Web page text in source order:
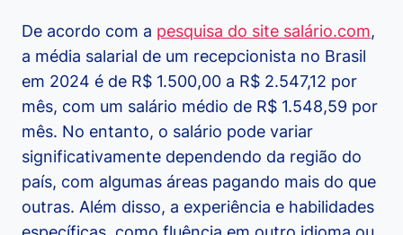
De acordo com a pesquisa do site salário.com,
a média salarial de um recepcionista no Brasil
em 2024 é de R$ 1.500,00 a R$ 2.547,12 por
mês, com um salário médio de R$ 1.548,59 por
mês. No entanto, o salário pode variar
significativamente dependendo da região do
país, com algumas áreas pagando mais do que
outras. Além disso, a experiência e habilidades